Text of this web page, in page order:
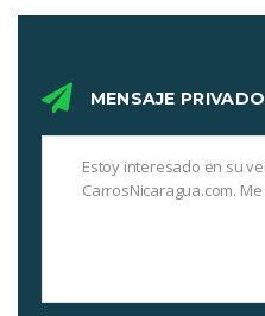
MENSAJE PRIVADO